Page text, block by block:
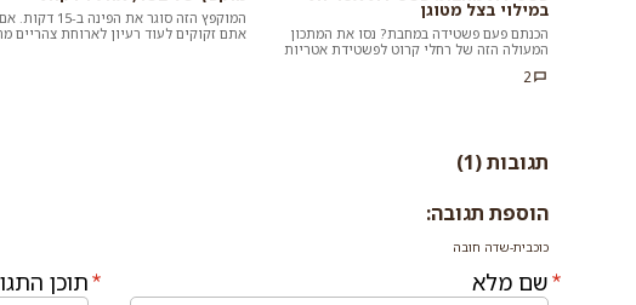
במילוי בצל מטוגן
הכנתם פעם פשטידה במחבת? נסו את המתכון
המעולה הזה של רחלי קרוט לפשטידת אטריות
ירק...
2
המוקפץ הזה סוגר את הפינה ב-15 דקות. אם
אתם זקוקים לעוד רעיון לארוחת צהריים
תגובות (1)
הוספת תגובה:
כוכבית-שדה חובה
שם מלא תוכן